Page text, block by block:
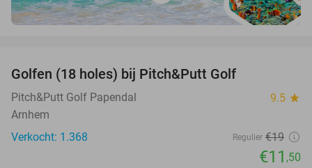
Golfen (18 holes) bij Pitch&Putt Golf
Pitch&Putt Golf Papendal 9.5 star
Arnhem
Verkocht: 1.368
Regulier €19
€11 ,50